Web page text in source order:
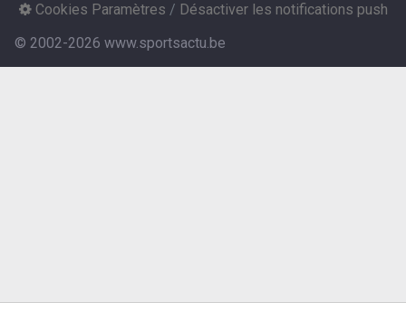
Cookies Paramètres / Désactiver les notifications push
© 2002-2026 www.sportsactu.be